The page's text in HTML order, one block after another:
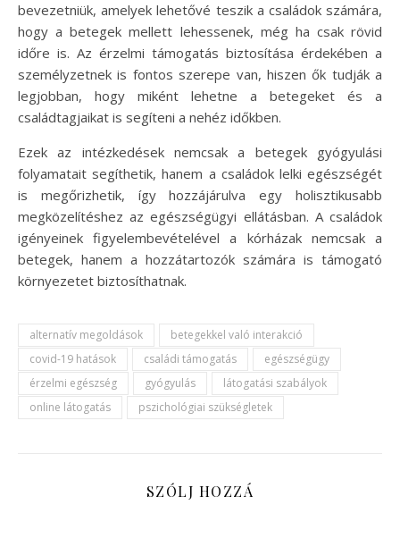
bevezetniük, amelyek lehetővé teszik a családok számára,
hogy a betegek mellett lehessenek, még ha csak rövid
időre is. Az érzelmi támogatás biztosítása érdekében a
személyzetnek is fontos szerepe van, hiszen ők tudják a
legjobban, hogy miként lehetne a betegeket és a
családtagjaikat is segíteni a nehéz időkben.
Ezek az intézkedések nemcsak a betegek gyógyulási
folyamatait segíthetik, hanem a családok lelki egészségét
is megőrizhetik, így hozzájárulva egy holisztikusabb
megközelítéshez az egészségügyi ellátásban. A családok
igényeinek figyelembevételével a kórházak nemcsak a
betegek, hanem a hozzátartozók számára is támogató
környezetet biztosíthatnak.
alternatív megoldások
betegekkel való interakció
covid-19 hatások
családi támogatás
egészségügy
érzelmi egészség
gyógyulás
látogatási szabályok
online látogatás
pszichológiai szükségletek
SZÓLJ HOZZÁ